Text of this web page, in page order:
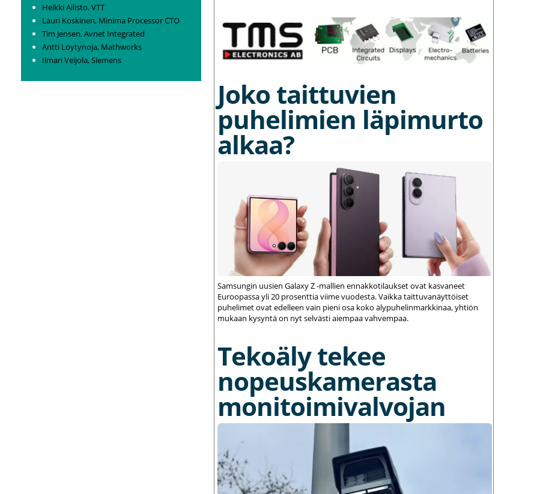
Heikki Ailisto, VTT
Lauri Koskinen, Minima Processor CTO
Tim Jensen, Avnet Integrated
Antti Löytynoja, Mathworks
Ilmari Veijola, Siemens
Joko taittuvien
puhelimien läpimurto
alkaa?
Samsungin uusien Galaxy Z -mallien ennakkotilaukset ovat kasvaneet
Euroopassa yli 20 prosenttia viime vuodesta. Vaikka taittuvanäyttöiset
puhelimet ovat edelleen vain pieni osa koko älypuhelinmarkkinaa, yhtiön
mukaan kysyntä on nyt selvästi aiempaa vahvempaa.
Tekoäly tekee
nopeuskamerasta
monitoimivalvojan